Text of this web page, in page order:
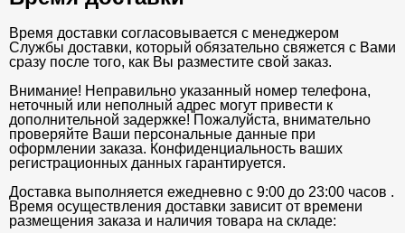
Время доставки согласовывается с менеджером
Службы доставки, который обязательно свяжется с Вами
сразу после того, как Вы разместите свой заказ.
Внимание! Неправильно указанный номер телефона,
неточный или неполный адрес могут привести к
дополнительной задержке! Пожалуйста, внимательно
проверяйте Ваши персональные данные при
оформлении заказа. Конфиденциальность ваших
регистрационных данных гарантируется.
Доставка выполняется ежедневно с 9:00 до 23:00 часов .
Время осуществления доставки зависит от времени
размещения заказа и наличия товара на складе: